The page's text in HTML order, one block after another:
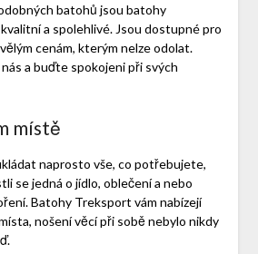
batohů jsou batohy
a spolehlivé. Jsou dostupné pro
cenám, kterým nelze odolat.
a buďte spokojeni při svých
místě
naprosto vše, co potřebujete,
se jedná o jídlo, oblečení a nebo
Batohy Treksport vám nabízejí
nošení věcí při sobě nebylo nikdy